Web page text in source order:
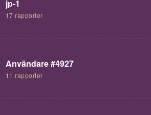
jp-1
17 rapporter
Användare #4927
11 rapporter